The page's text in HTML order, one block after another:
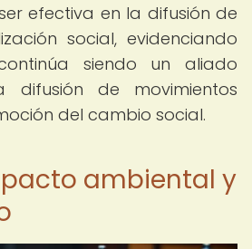
efectiva en la difusión de
social, evidenciando
siendo un aliado
difusión de movimientos
del cambio social.
ambiental y